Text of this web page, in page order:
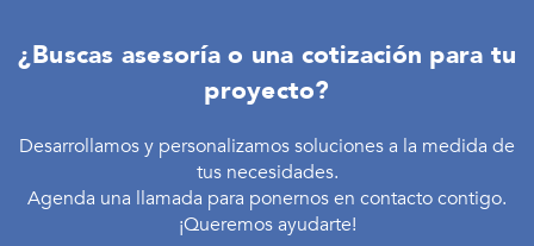
¿Buscas asesoría o una cotización para tu
proyecto?
Desarrollamos y personalizamos soluciones a la medida de
tus necesidades.
Agenda una llamada para ponernos en contacto contigo.
¡Queremos ayudarte!